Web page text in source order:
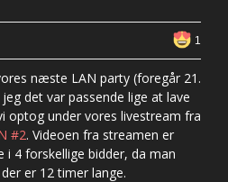
1
næste LAN party (foregår 21.
det var passende lige at lave
optog under vores livestream fra
#2. Videoen fra streamen er
i 4 forskellige bidder, da man
er 12 timer lange.